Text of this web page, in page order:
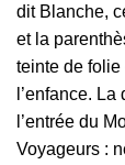
dit Blanche,
et la
teinte de folie
l’enfance.
l’entrée du
Voyageurs :